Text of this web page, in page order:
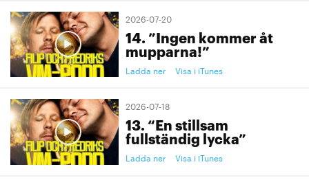
2026-07-20
14. ”Ingen kommer åt
mupparna!”
Ladda ner Visa i iTunes
2026-07-18
13. “En stillsam
fullständig lycka”
Ladda ner Visa i iTunes